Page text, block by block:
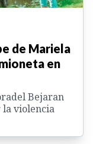
de Mariela
en
Bejaran
la violencia